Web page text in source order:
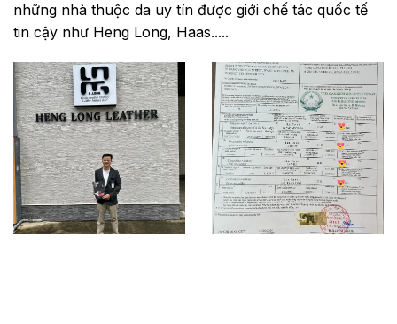
những nhà thuộc da uy tín được giới chế tác quốc tế
tin cậy như Heng Long, Haas.....